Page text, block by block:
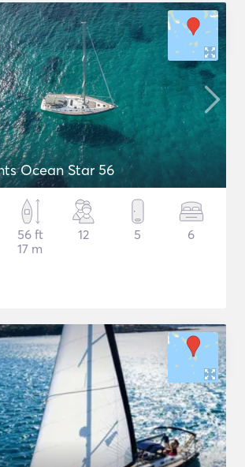
Ocean Star 56
56 ft
17 m
12 5 6